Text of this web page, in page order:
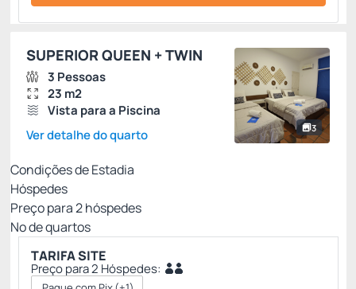
3
SUPERIOR QUEEN + TWIN
3 Pessoas
23 m2
Vista para a Piscina
Ver detalhe do quarto
Condições de Estadia
Hóspedes
Preço para2hóspedes
Nº de quartos
TARIFA SITE
Preço para 2 Hóspedes: